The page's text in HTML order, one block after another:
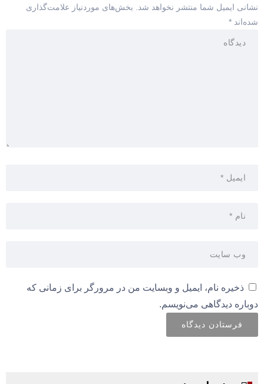
نشانی ایمیل شما منتشر نخواهد شد.
بخش‌های موردنیاز علامت‌گذاری
شده‌اند *
ذخیره نام، ایمیل و وبسایت من در مرورگر برای زمانی که
دوباره دیدگاهی می‌نویسم.